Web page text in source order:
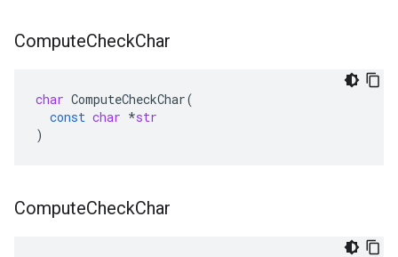
ComputeCheckChar
char ComputeCheckChar(
const char *str
)
ComputeCheckChar